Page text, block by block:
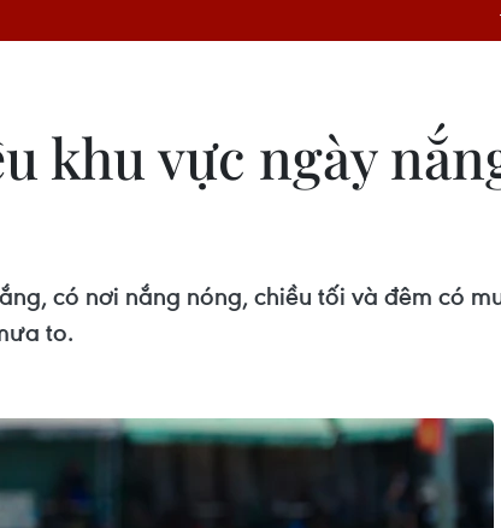
khu vực ngày
có nơi nắng nóng, chiều tối và đêm có
to.